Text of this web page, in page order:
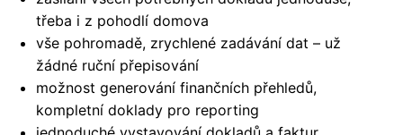
třeba i z pohodlí domova
vše pohromadě, zrychlené zadávání dat – už
žádné ruční přepisování
možnost generování finančních přehledů,
kompletní doklady pro reporting